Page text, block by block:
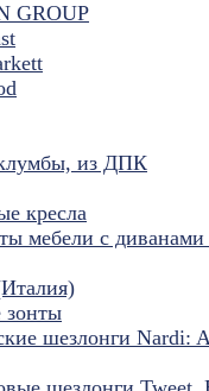
GROUP
из ДПК
кресла
мебели с
шезлонги Nardi: